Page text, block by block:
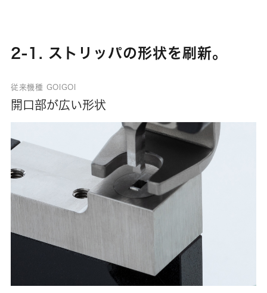
2-1. ストリッパの形状を刷新。
従来機種 GOIGOI
開口部が広い形状